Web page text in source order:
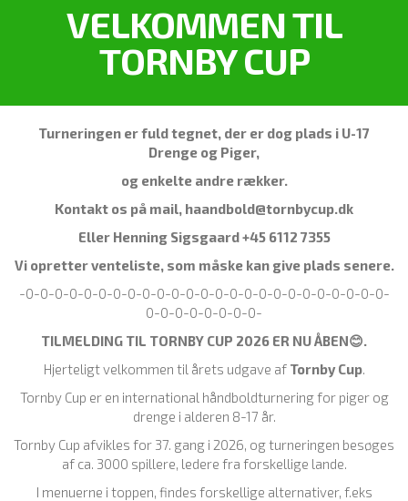
VELKOMMEN TIL
TORNBY CUP
Turneringen er fuld tegnet, der er dog plads i U-17
Drenge og Piger,
og enkelte andre rækker.
Kontakt os på mail, haandbold@tornbycup.dk
Eller Henning Sigsgaard +45 6112 7355
Vi opretter venteliste, som måske kan give plads senere.
-0-0-0-0-0-0-0-0-0-0-0-0-0-0-0-0-0-0-0-0-0-0-0-0-0-
0-0-0-0-0-0-0-0-
TILMELDING TIL TORNBY CUP 2026 ER NU ÅBEN😊.
Hjerteligt velkommen til årets udgave af Tornby Cup.
Tornby Cup er en international håndboldturnering for piger og
drenge i alderen 8-17 år.
Tornby Cup afvikles for 37. gang i 2026, og turneringen besøges
af ca. 3000 spillere, ledere fra forskellige lande.
I menuerne i toppen, findes forskellige alternativer, f.eks